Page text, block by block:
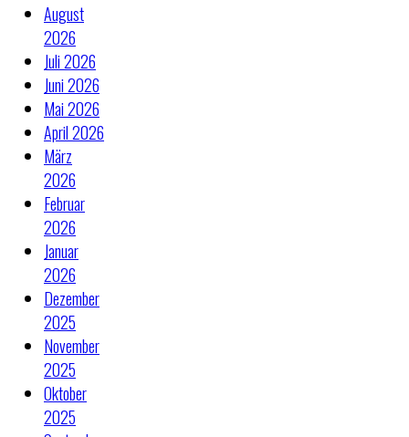
August
2026
Juli 2026
Juni 2026
Mai 2026
April 2026
März
2026
Februar
2026
Januar
2026
Dezember
2025
November
2025
Oktober
2025